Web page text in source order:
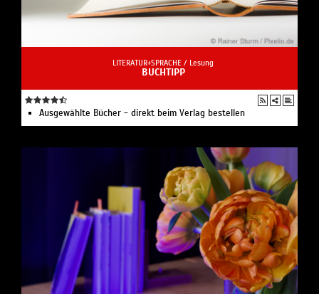
LITERATUR+SPRACHE / Lesung
BUCHTIPP
Ausgewählte Bücher - direkt beim Verlag bestellen